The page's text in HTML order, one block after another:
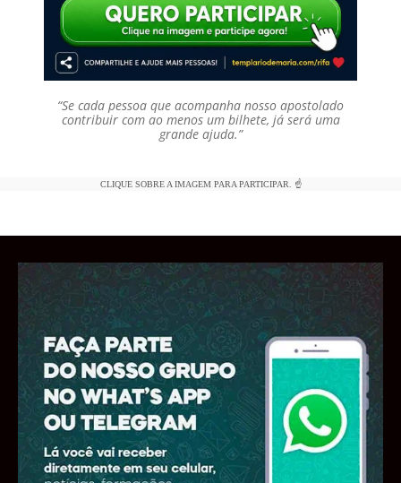
“Se cada pessoa que acompanha nosso apostolado
contribuir com ao menos um bilhete, já será uma
grande ajuda.”
CLIQUE SOBRE A IMAGEM PARA PARTICIPAR. ☝️